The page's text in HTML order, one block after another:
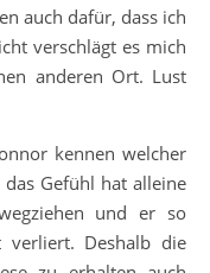
auch dafür, dass ich
verschlägt es mich
anderen Ort. Lust
kennen welcher
Gefühl hat alleine
und er so
verliert. Deshalb die